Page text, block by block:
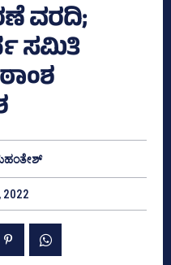
ವರದಿ;
ಸಮಿತಿ
2022